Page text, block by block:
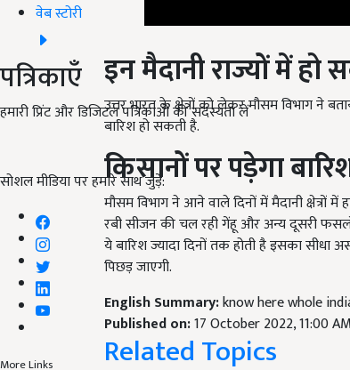
वेब स्टोरी
पत्रिकाएँ
हमारी प्रिंट और डिजिटल पत्रिकाओं की सदस्यता लें
सोशल मीडिया पर हमारे साथ जुड़ें:
More Links
इन मैदानी राज्यों में हो
उत्तर भारत के क्षेत्रों को लेकर मौसम विभाग ने
बारिश हो सकती है.
किसानों पर पड़ेगा
मौसम विभाग ने आने वाले दिनों में मैदानी क्षेत्रों में
रबी सीजन की चल रही गेंहू और अन्य दूसरी
ये बारिश ज्यादा दिनों तक होती है इसका
पिछड़ जाएगी.
English Summary:
Published on:17 October 2022, 11:00
Related Topics